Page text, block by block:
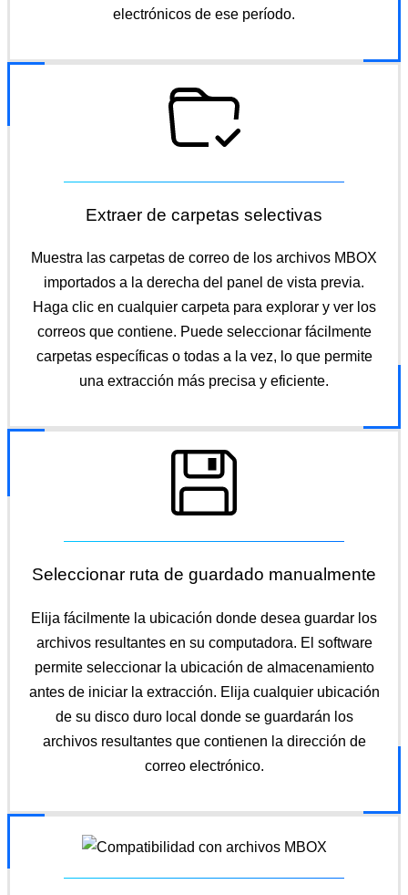
electrónicos de ese período.
Extraer de carpetas selectivas
Muestra las carpetas de correo de los archivos MBOX
importados a la derecha del panel de vista previa.
Haga clic en cualquier carpeta para explorar y ver los
correos que contiene. Puede seleccionar fácilmente
carpetas específicas o todas a la vez, lo que permite
una extracción más precisa y eficiente.
Seleccionar ruta de guardado manualmente
Elija fácilmente la ubicación donde desea guardar los
archivos resultantes en su computadora. El software
permite seleccionar la ubicación de almacenamiento
antes de iniciar la extracción. Elija cualquier ubicación
de su disco duro local donde se guardarán los
archivos resultantes que contienen la dirección de
correo electrónico.